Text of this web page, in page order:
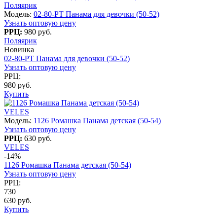
Поляярик
Модель: 02-80-PT Панама для девочки (50-52)
Узнать оптовую цену
РРЦ: 980 руб.
Поляярик
Новинка
02-80-PT Панама для девочки (50-52)
Узнать оптовую цену
РРЦ:
980 руб.
Купить
VELES
Модель: 1126 Ромашка Панама детская (50-54)
Узнать оптовую цену
РРЦ: 630 руб.
VELES
-14%
1126 Ромашка Панама детская (50-54)
Узнать оптовую цену
РРЦ:
730
630 руб.
Купить